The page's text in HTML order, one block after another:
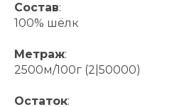
Состав:
100% шёлк
Метраж:
2500м/100г (2|50000)
Остаток: